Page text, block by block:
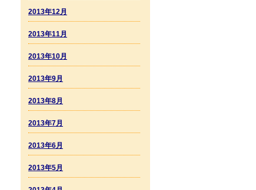
2013年12月
2013年11月
2013年10月
2013年9月
2013年8月
2013年7月
2013年6月
2013年5月